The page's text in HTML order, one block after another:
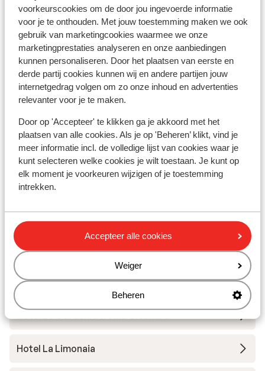
voorkeurscookies om de door jou ingevoerde informatie
voor je te onthouden. Met jouw toestemming maken we ook
gebruik van marketingcookies waarmee we onze
marketingprestaties analyseren en onze aanbiedingen
kunnen personaliseren. Door het plaatsen van eerste en
derde partij cookies kunnen wij en andere partijen jouw
internetgedrag volgen om zo onze inhoud en advertenties
relevanter voor je te maken.
Door op 'Accepteer' te klikken ga je akkoord met het
plaatsen van alle cookies. Als je op 'Beheren’ klikt, vind je
meer informatie incl. de volledige lijst van cookies waar je
kunt selecteren welke cookies je wilt toestaan. Je kunt op
elk moment je voorkeuren wijzigen of je toestemming
intrekken.
Accepteer alle cookies
Weiger
Beheren
Ook interessant voor jou
Andere accommodaties in Gardameer
All Inclusive Hotel Piccolo Paradiso
Hotel Bisesti
Park Hotel Casimiro
Hotel Internazionale
Residenza Eden
Belvedere Village
Hotel La Limonaia